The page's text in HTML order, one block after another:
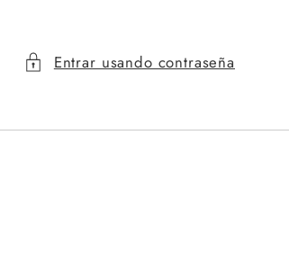
Entrar usando contraseña